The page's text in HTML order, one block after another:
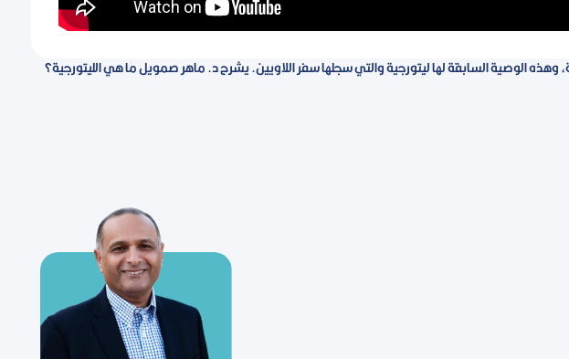
الوصية السابقة لها ليتورجية والتي سجلها سفر اللاويين. يشرح د. ماهر صمويل ما هي الليتورجية؟